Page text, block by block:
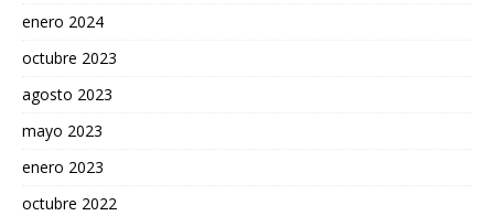
enero 2024
octubre 2023
agosto 2023
mayo 2023
enero 2023
octubre 2022